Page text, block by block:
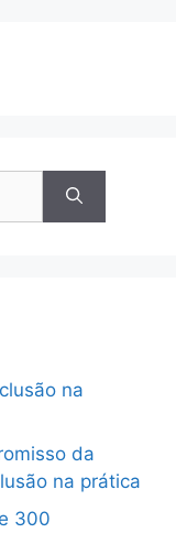
na
da
na prática
300